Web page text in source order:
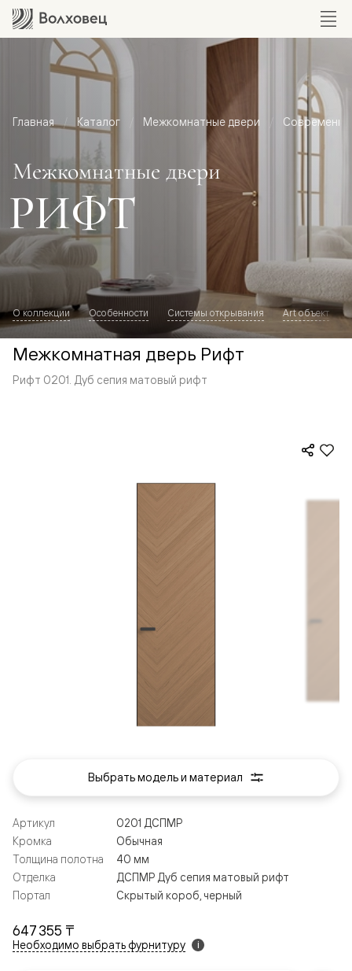
Главная Каталог Межкомнатные двери
Межкомнатные двери
РИФТ
О коллекции Особенности Системы открывания Art объект
Межкомнатная дверь Рифт
Рифт 0201. Дуб сепия матовый рифт
647 355 ₸
Необходимо выбрать фурнитуру i
Артикул
0201 ДСПМР
Кромка
Обычная
Толщина полотна
40 мм
Отделка
ДСПМР Дуб сепия матовый рифт
Портал
Скрытый короб, черный
Выбрать модель и материал